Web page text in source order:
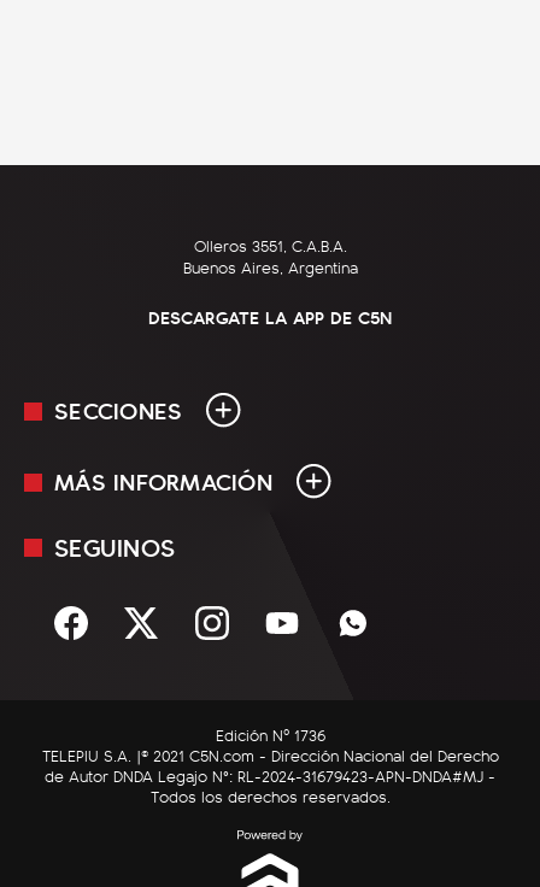
Olleros 3551, C.A.B.A.
Buenos Aires, Argentina
DESCARGATE LA APP DE C5N
SECCIONES
En Vivo
Sociedad
C5N Autos
RatingCero
MÁS INFORMACIÓN
Mediakit
Términos y condiciones
SEGUINOS
Edición Nº 1736
TELEPIU S.A. |© 2021 C5N.com - Dirección Nacional del Derecho
de Autor DNDA Legajo N°: RL-2024-31679423-APN-DNDA#MJ -
Todos los derechos reservados.